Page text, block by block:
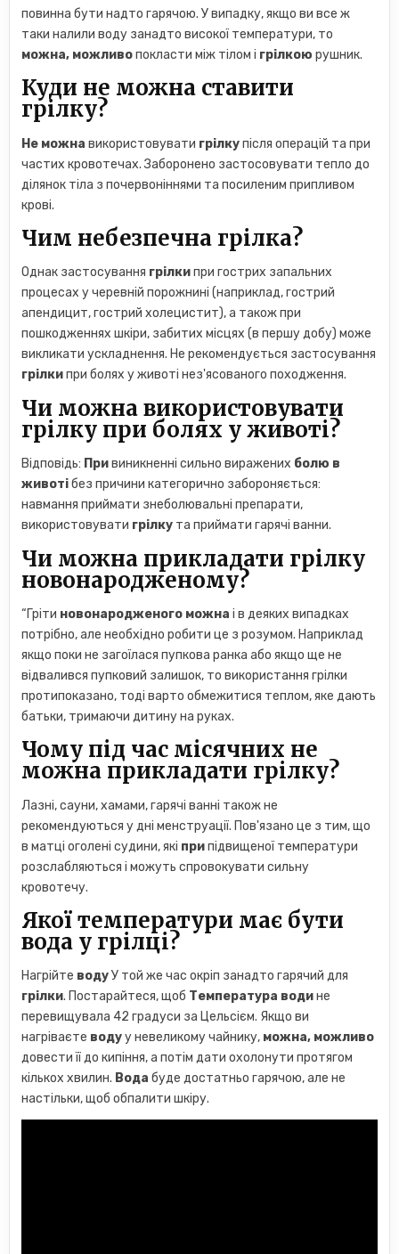
повинна бути надто гарячою. У випадку, якщо ви все ж
таки налили воду занадто високої температури, то
можна, можливопокласти між тілом і грілкою рушник.
Куди не можна ставити
грілку?
Не можна використовувати грілкупісля операцій та при
частих кровотечах. Заборонено застосовувати тепло до
ділянок тіла з почервоніннями та посиленим припливом
крові.
Чим небезпечна грілка?
Однак застосування грілкипри гострих запальних
процесах у черевній порожнині (наприклад, гострий
апендицит, гострий холецистит), а також при
пошкодженнях шкіри, забитих місцях (в першу добу) може
викликати ускладнення. Не рекомендується застосування
грілкипри болях у животі нез'ясованого походження.
Чи можна використовувати
грілку при болях у животі?
Відповідь: Привиникненні сильно виражених болю в
животібез причини категорично забороняється:
навмання приймати знеболювальні препарати,
використовувати грілку та приймати гарячі ванни.
Чи можна прикладати грілку
новонародженому?
“Гріти новонародженого можна і в деяких випадках
потрібно, але необхідно робити це з розумом. Наприклад
якщо поки не загоїлася пупкова ранка або якщо ще не
відвалився пупковий залишок, то використання грілки
протипоказано, тоді варто обмежитися теплом, яке дають
батьки, тримаючи дитину на руках.
Чому під час місячних не
можна прикладати грілку?
Лазні, сауни, хамами, гарячі ванні також не
рекомендуються у дні менструації. Пов'язано це з тим, що
в матці оголені судини, які припідвищеної температури
розслабляються і можуть спровокувати сильну
кровотечу.
Якої температури має бути
вода у грілці?
Нагрійте водуУ той же час окріп занадто гарячий для
грілки. Постарайтеся, щоб Температура водине
перевищувала 42 градуси за Цельсієм. Якщо ви
нагріваєте водуу невеликому чайнику, можна, можливо
довести її до кипіння, а потім дати охолонути протягом
кількох хвилин. Вода буде достатньо гарячою, але не
настільки, щоб обпалити шкіру.